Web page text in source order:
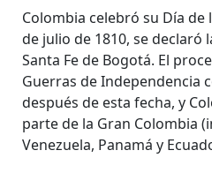
Colombia celebró su Día de
de julio de 1810, se declaró
Santa Fe de Bogotá. El
Guerras de Independencia
después de esta fecha, y
parte de la Gran Colombia
Venezuela, Panamá y